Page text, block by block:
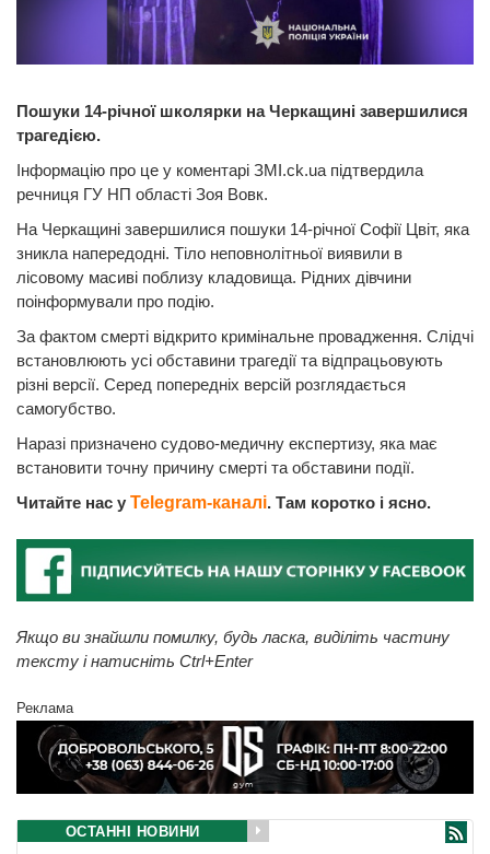
Пошуки 14-річної школярки на Черкащині завершилися
трагедією.
Інформацію про це у коментарі ЗМІ.сk.ua підтвердила
речниця ГУ НП області Зоя Вовк.
На Черкащині завершилися пошуки 14-річної Софії Цвіт, яка
зникла напередодні. Тіло неповнолітньої виявили в
лісовому масиві поблизу кладовища. Рідних дівчини
поінформували про подію.
За фактом смерті відкрито кримінальне провадження. Слідчі
встановлюють усі обставини трагедії та відпрацьовують
різні версії. Серед попередніх версій розглядається
самогубство.
Наразі призначено судово-медичну експертизу, яка має
встановити точну причину смерті та обставини події.
Читайте нас у Telegram-каналі. Там коротко і ясно.
Якщо ви знайшли помилку, будь ласка, виділіть частину
тексту і натисніть Ctrl+Enter
Реклама
ОСТАННІ НОВИНИ